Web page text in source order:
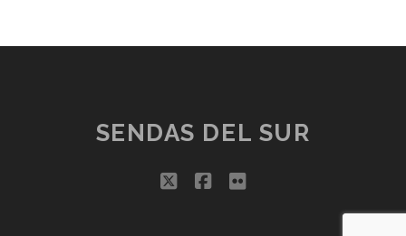
SENDAS DEL SUR
twitterfacebook
flickr